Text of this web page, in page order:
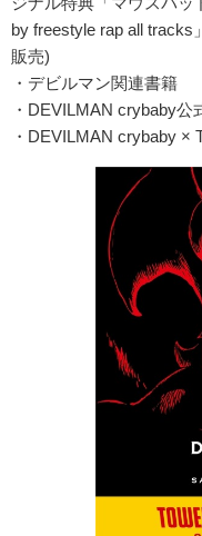
by freestyle rap all tracks
販売)
・デビルマン関連書籍
・DEVILMAN crybaby公
・DEVILMAN crybaby